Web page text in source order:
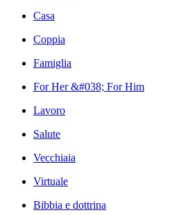
Casa
Coppia
Famiglia
For Her &#038; For Him
Lavoro
Salute
Vecchiaia
Virtuale
Bibbia e dottrina